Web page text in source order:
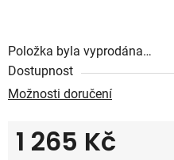
Položka byla vyprodána…
Dostupnost
Možnosti doručení
1 265 Kč